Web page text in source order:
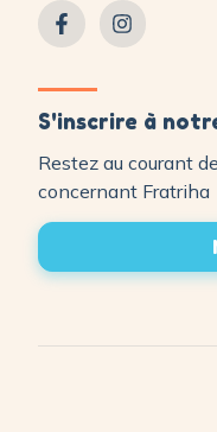
S'inscrire à
Restez au courant
concernant Fratriha